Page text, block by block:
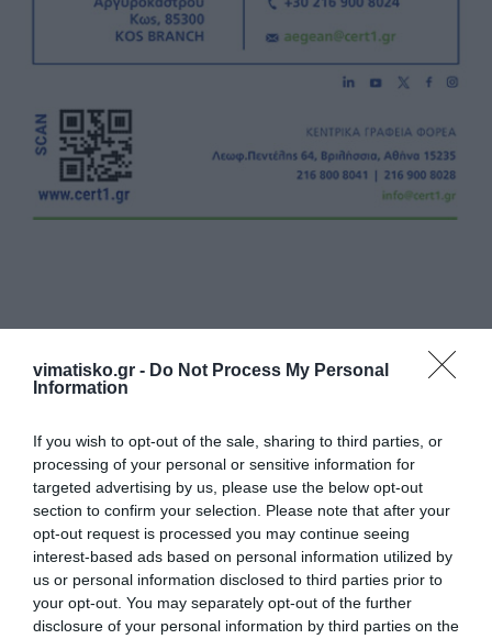
vimatisko.gr - Do Not Process My Personal
Information
If you wish to opt-out of the sale, sharing to third parties, or
processing of your personal or sensitive information for
targeted advertising by us, please use the below opt-out
section to confirm your selection. Please note that after your
opt-out request is processed you may continue seeing
interest-based ads based on personal information utilized by
us or personal information disclosed to third parties prior to
your opt-out. You may separately opt-out of the further
disclosure of your personal information by third parties on the
Η ανωνυμία είναι το καλύτερο κρησφύγετο δειλίας και
Σχόλια 2
Ανώνυμος
12/09 - 16:03
καταλάβαμε
Άρα το σχολείο δεν θα έχει διευθυντή